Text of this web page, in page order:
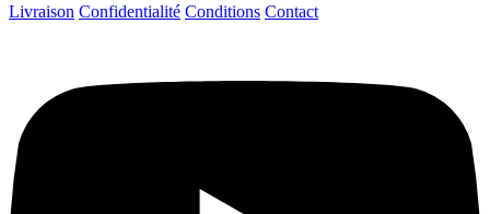
Livraison Confidentialité Conditions Contact